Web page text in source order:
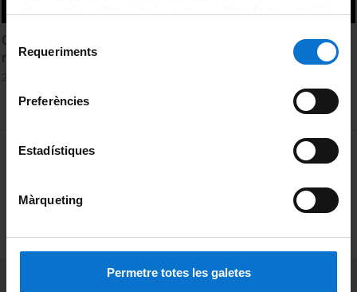
consultar laPolítica de galetes del lloc web de la
Selecció
de Requeriments
Preferències
Estadístiques
Màrqueting
Permetre totes les galetes
Cherty rocks from the territory of Serbia as potential raw
material for knapped stone artefacts. Kristina Saric
MENÚ PEU 1
Terms and privacy